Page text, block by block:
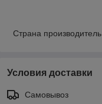
Страна производитель
Условия доставки
Самовывоз